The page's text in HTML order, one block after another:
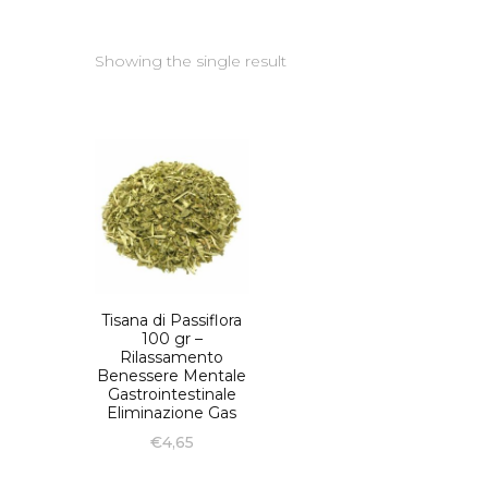
Showing the single result
Tisana di Passiflora
100 gr –
Rilassamento
Benessere Mentale
Gastrointestinale
Eliminazione Gas
€4,65